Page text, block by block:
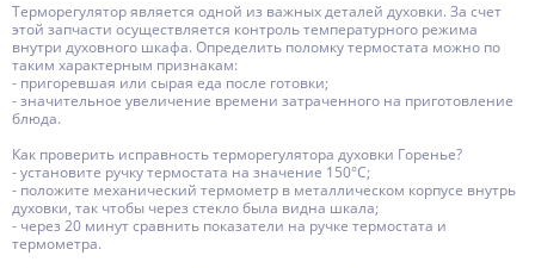
Терморегулятор является одной из важных деталей духовки. За счет
этой запчасти осуществляется контроль температурного режима
внутри духовного шкафа. Определить поломку термостата можно по
таким характерным признакам:
- пригоревшая или сырая еда после готовки;
- значительное увеличение времени затраченного на приготовление
блюда.
Как проверить исправность терморегулятора духовки Горенье?
- установите ручку термостата на значение 150°С;
- положите механический термометр в металлическом корпусе внутрь
духовки, так чтобы через стекло была видна шкала;
- через 20 минут сравнить показатели на ручке термостата и
термометра.